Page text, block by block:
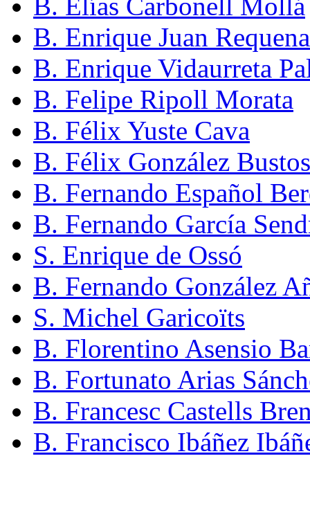
B. Enrique Juan Requena
B. Enrique Vidaurreta
B. Felipe Ripoll Morata
B. Félix Yuste Cava
B. Félix González Bustos
B. Fernando Español
B. Fernando García
S. Enrique de Ossó
B. Fernando González
S. Michel Garicoïts
B. Florentino Asensio
B. Fortunato Arias
B. Francesc Castells
B. Francisco Ibáñez